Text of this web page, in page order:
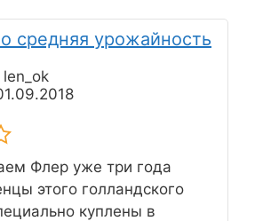
средняя урожайность
Флер уже три года
этого голландского
куплены в